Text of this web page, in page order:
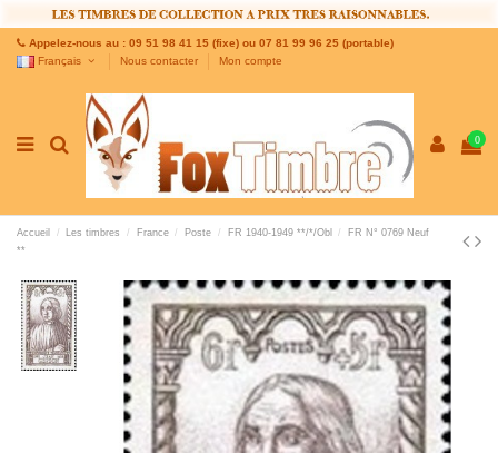
Appelez-nous au : 09 51 98 41 15 (fixe) ou 07 81 99 96 25 (portable)
Français
Nous contacter Mon compte
0
Accueil Les timbres France Poste FR 1940-1949 **/*/Obl
FR N° 0769 Neuf
**